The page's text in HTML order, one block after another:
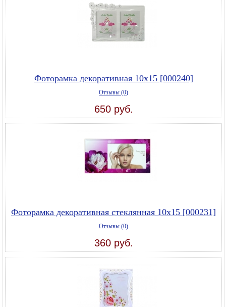
Фоторамка декоративная 10х15 [000240]
Отзывы (0)
650 руб.
Фоторамка декоративная стеклянная 10х15 [000231]
Отзывы (0)
360 руб.